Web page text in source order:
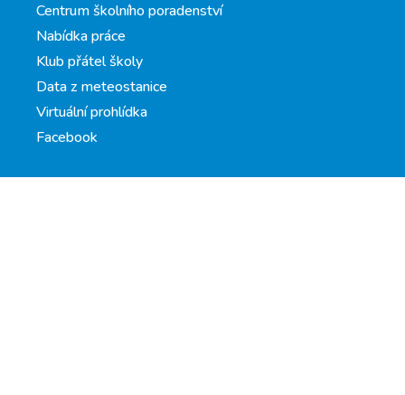
Centrum školního poradenství
Nabídka práce
Klub přátel školy
Data z meteostanice
Virtuální prohlídka
Facebook